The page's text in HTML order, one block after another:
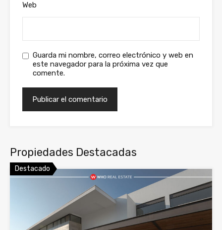
Web
Guarda mi nombre, correo electrónico y web en
este navegador para la próxima vez que
comente.
Propiedades Destacadas
Destacado